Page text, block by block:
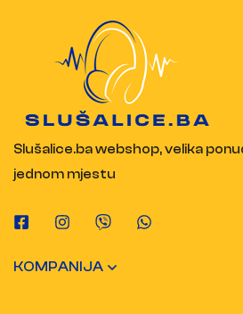
Slušalice.ba webshop, velika
jednom mjestu
KOMPANIJA